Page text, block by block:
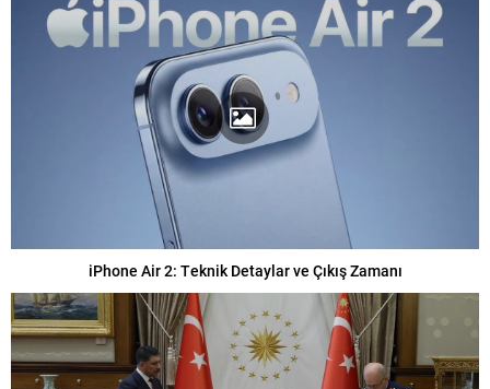
iPhone Air 2: Teknik Detaylar ve Çıkış Zamanı